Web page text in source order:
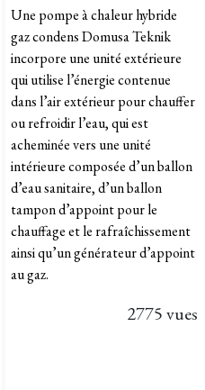
Une pompe à chaleur hybride
gaz condens Domusa Teknik
incorpore une unité extérieure
qui utilise l’énergie contenue
dans l’air extérieur pour chauffer
ou refroidir l’eau, qui est
acheminée vers une unité
intérieure composée d’un ballon
d’eau sanitaire, d’un ballon
tampon d’appoint pour le
chauffage et le rafraîchissement
ainsi qu’un générateur d’appoint
au gaz.
2775 vues